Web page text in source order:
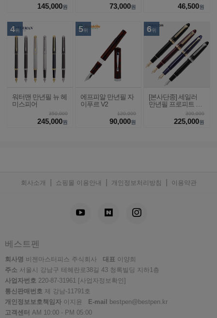
145,000원 73,000원 46,500원
4위
워터맨 만년필 뉴 헤
미스피어
350,000
245,000원
5위
에프피알 만년필 자
이푸르 V2
120,000
90,000원
6위
[본사단종] 세일러
만년필 프로피트 라
300,000
225,000원
회사소개 쇼핑몰 이용안내 개인정보처리방침 이용약관
베스트펜
회사명 비젠마스터피스 주식회사 대표 이양희
주소 서울시 강남구 테헤란로38길 43 청록빌딩 지하1층
사업자번호 220-87-31961
[사업자정보확인]
통신판매번호 제 강남-11791호
개인정보보호책임자 이지윤 E-mail
bestpen@bestpen.kr
고객센터 AM 10:00 - PM 05:00